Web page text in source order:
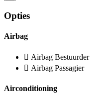
Opties
Airbag
Airbag Bestuurder
Airbag Passagier
Airconditioning